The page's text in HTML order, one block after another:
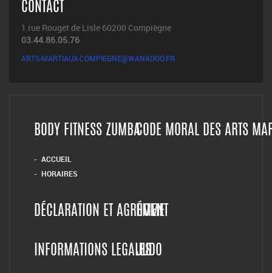
CONTACT
1 rue Rouget de Lisle 60200 Compiègne
03.44.86.05.76
ARTS-MARTIAUX-COMPIEGNE@WANADOO.FR
BODY FITNESS ZUMBA
ACCUEIL
HORAIRES
CODE MORAL DES ARTS
DÉCLARATION ET AGRÉMENT
HOME
INFORMATIONS LEGALESJUDO